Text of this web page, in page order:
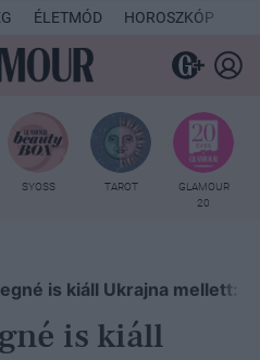
ÉLETMÓD HOROSZKÓP
SYOSS TAROT
GLAMOUR
20
is kiáll Ukrajna mellett:
is kiáll